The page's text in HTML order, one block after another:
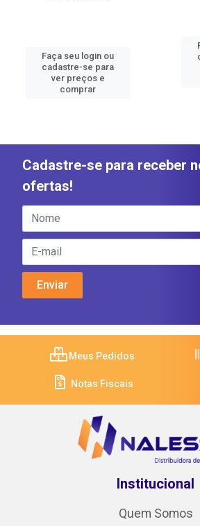
Faça seu login ou
cadastre-se para
ver preços e
comprar
Cadastre-se para receber
ofertas!
Meus Pedidos
Notas Fiscais
Institucional
Quem Somos